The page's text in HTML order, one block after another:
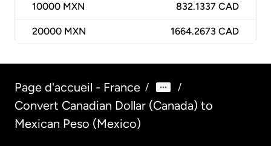
10000 MXN 832.1337 CAD
20000 MXN 1664.2673 CAD
Page d'accueil - France / /
Convert Canadian Dollar (Canada) to
Mexican Peso (Mexico)